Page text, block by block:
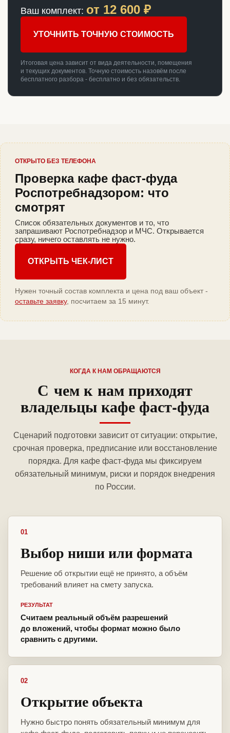
Ваш комплект: от 12 600 ₽
УТОЧНИТЬ ТОЧНУЮ СТОИМОСТЬ
Итоговая цена зависит от вида деятельности, помещения
и текущих документов. Точную стоимость назовём после
бесплатного разбора - бесплатно и без обязательств.
ОТКРЫТО БЕЗ ТЕЛЕФОНА
Проверка кафе фаст-фуда
Роспотребнадзором: что
смотрят
Список обязательных документов и то, что
запрашивают Роспотребнадзор и МЧС. Открывается
сразу, ничего оставлять не нужно.
ОТКРЫТЬ ЧЕК-ЛИСТ
Нужен точный состав комплекта и цена под ваш объект -
оставьте заявку, посчитаем за 15 минут.
КОГДА К НАМ ОБРАЩАЮТСЯ
С чем к нам приходят
владельцы кафе фаст-фуда
Сценарий подготовки зависит от ситуации: открытие,
срочная проверка, предписание или восстановление
порядка. Для кафе фаст-фуда мы фиксируем
обязательный минимум, риски и порядок внедрения
по России.
01
Выбор ниши или формата
Решение об открытии ещё не принято, а объём
требований влияет на смету запуска.
РЕЗУЛЬТАТ
Считаем реальный объём разрешений
до вложений, чтобы формат можно было
сравнить с другими.
02
Открытие объекта
Нужно быстро понять обязательный минимум для